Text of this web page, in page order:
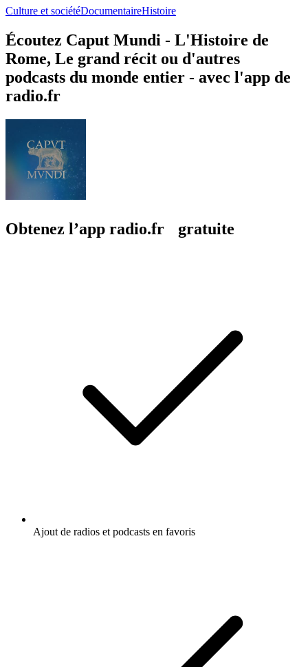
Culture et sociétéDocumentaireHistoire
Écoutez Caput Mundi - L'Histoire de
Rome, Le grand récit ou d'autres
podcasts du monde entier - avec l'app de
radio.fr
Obtenez l’app radio.fr gratuite
Ajout de radios et podcasts en favoris